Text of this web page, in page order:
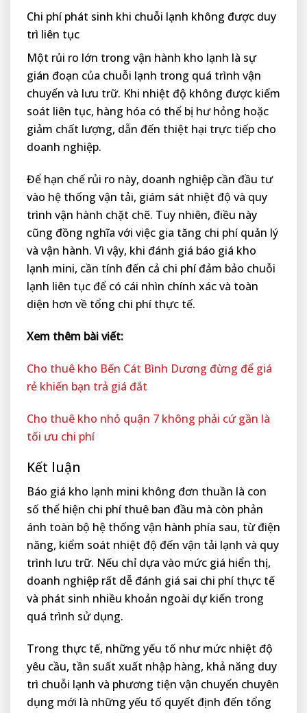
Chi phí phát sinh khi chuỗi lạnh không được duy
trì liên tục
Một rủi ro lớn trong vận hành kho lạnh là sự
gián đoạn của chuỗi lạnh trong quá trình vận
chuyển và lưu trữ. Khi nhiệt độ không được kiểm
soát liên tục, hàng hóa có thể bị hư hỏng hoặc
giảm chất lượng, dẫn đến thiệt hại trực tiếp cho
doanh nghiệp.
Để hạn chế rủi ro này, doanh nghiệp cần đầu tư
vào hệ thống vận tải, giám sát nhiệt độ và quy
trình vận hành chặt chẽ. Tuy nhiên, điều này
cũng đồng nghĩa với việc gia tăng chi phí quản lý
và vận hành. Vì vậy, khi đánh giá báo giá kho
lạnh mini, cần tính đến cả chi phí đảm bảo chuỗi
lạnh liên tục để có cái nhìn chính xác và toàn
diện hơn về tổng chi phí thực tế.
Xem thêm bài viết:
Cho thuê kho Bến Cát Bình Dương đừng để giá
rẻ khiến bạn trả giá đắt
Cho thuê kho nhỏ quận 7 không phải cứ gần là
tối ưu chi phí
Kết luận
Báo giá kho lạnh mini không đơn thuần là con
số thể hiện chi phí thuê ban đầu mà còn phản
ánh toàn bộ hệ thống vận hành phía sau, từ điện
năng, kiểm soát nhiệt độ đến vận tải lạnh và quy
trình lưu trữ. Nếu chỉ dựa vào mức giá hiển thị,
doanh nghiệp rất dễ đánh giá sai chi phí thực tế
và phát sinh nhiều khoản ngoài dự kiến trong
quá trình sử dụng.
Trong thực tế, những yếu tố như mức nhiệt độ
yêu cầu, tần suất xuất nhập hàng, khả năng duy
trì chuỗi lạnh và phương tiện vận chuyển chuyên
dụng mới là những yếu tố quyết định đến tổng